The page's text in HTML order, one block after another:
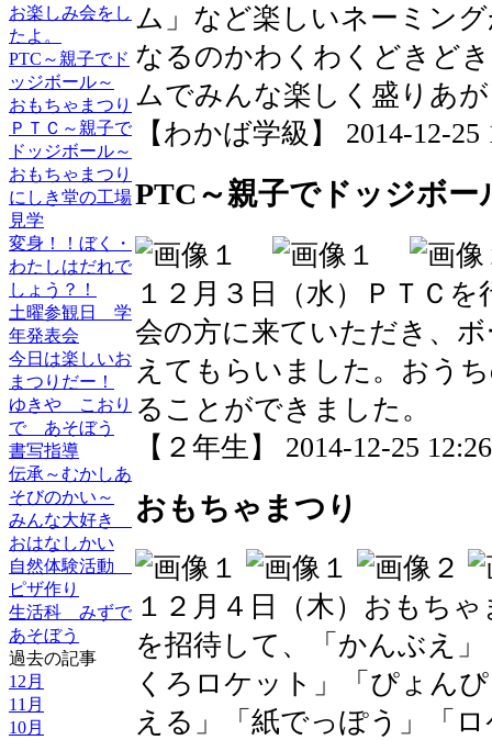
お楽しみ会をし
たよ。
PTC～親子でド
ッジボール～
おもちゃまつり
ＰＴＣ～親子で
ドッジボール～
おもちゃまつり
にしき堂の工場
見学
変身！！ぼく・
わたしはだれで
しょう？！
土曜参観日 学
年発表会
今日は楽しいお
まつりだー！
ゆきや こおり
で あそぼう
書写指導
伝承～むかしあ
そびのかい～
みんな大好き
おはなしかい
自然体験活動
ピザ作り
生活科 みずで
あそぼう
過去の記事
12月
11月
10月
ム」など楽しいネーミン
なるのかわくわくどきど
ムでみんな楽しく盛りあ
【わかば学級】 2014-12-25
PTC～親子でドッジボー
１２月３日（水）ＰＴＣ
会の方に来ていただき、
えてもらいました。おう
ることができました。
【２年生】 2014-12-25
おもちゃまつり
１２月４日（木）おもち
を招待して、「かんぶえ
くろロケット」「ぴょん
える」「紙でっぽう」「